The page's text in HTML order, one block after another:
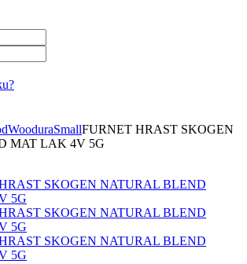
WooduraSmallFURNET HRAST SKOGEN
MAT LAK 4V 5G